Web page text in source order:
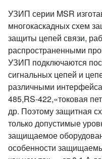
УЗИП серии MSR
многокаскадных схем
защиты цепей связи,
распространенными
УЗИП подключаются
сигнальных цепей и
различными
485,RS-422,«токовая
др. Поэтому защитная
только допустимые
защищаемое
особенности